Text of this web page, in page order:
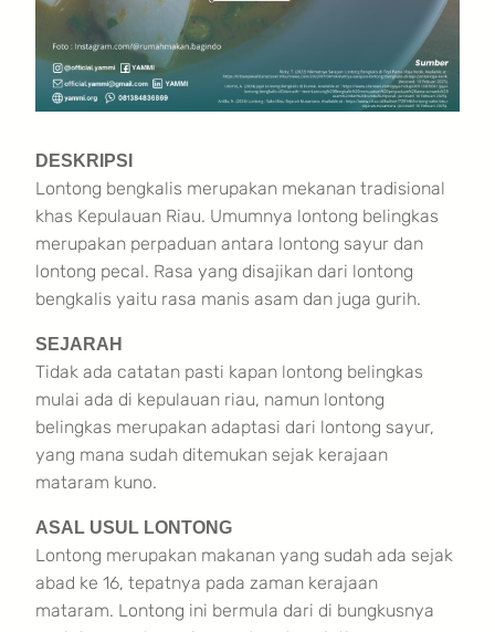
DESKRIPSI
Lontong bengkalis merupakan mekanan tradisional
khas Kepulauan Riau. Umumnya lontong belingkas
merupakan perpaduan antara lontong sayur dan
lontong pecal. Rasa yang disajikan dari lontong
bengkalis yaitu rasa manis asam dan juga gurih.
SEJARAH
Tidak ada catatan pasti kapan lontong belingkas
mulai ada di kepulauan riau, namun lontong
belingkas merupakan adaptasi dari lontong sayur,
yang mana sudah ditemukan sejak kerajaan
mataram kuno.
ASAL USUL LONTONG
Lontong merupakan makanan yang sudah ada sejak
abad ke 16, tepatnya pada zaman kerajaan
mataram. Lontong ini bermula dari di bungkusnya